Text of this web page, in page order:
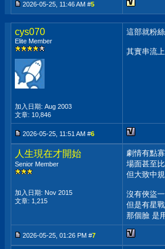
2026-05-25, 11:46 AM #5
cys070
Elite Member
加入日期: Aug 2003
文章: 10,846
這部就粉
其實串流
2026-05-25, 11:51 AM #6
人生現在才開始
Senior Member
加入日期: Nov 2015
文章: 1,215
劇情有點
場面甚至
但大致中
沒有俠盜
但是有星
那個臉 是
2026-05-25, 01:26 PM #7